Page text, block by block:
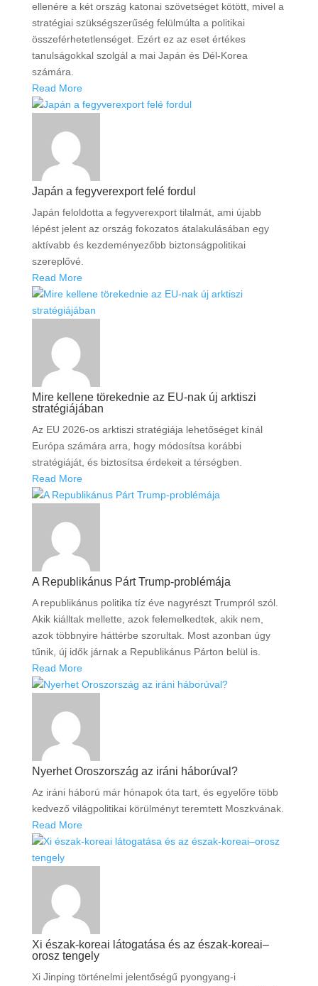
ellenére a két ország katonai szövetséget kötött, mivel a
stratégiai szükségszerűség felülmúlta a politikai
összeférhetetlenséget. Ezért ez az eset értékes
tanulságokkal szolgál a mai Japán és Dél-Korea
számára.
Read More
Japán a fegyverexport felé fordul
Japán feloldotta a fegyverexport tilalmát, ami újabb
lépést jelent az ország fokozatos átalakulásában egy
aktívabb és kezdeményezőbb biztonságpolitikai
szereplővé.
Read More
Mire kellene törekednie az EU-nak új arktiszi
stratégiájában
Az EU 2026-os arktiszi stratégiája lehetőséget kínál
Európa számára arra, hogy módosítsa korábbi
stratégiáját, és biztosítsa érdekeit a térségben.
Read More
A Republikánus Párt Trump-problémája
A republikánus politika tíz éve nagyrészt Trumpról szól.
Akik kiálltak mellette, azok felemelkedtek, akik nem,
azok többnyire háttérbe szorultak. Most azonban úgy
tűnik, új idők járnak a Republikánus Párton belül is.
Read More
Nyerhet Oroszország az iráni háborúval?
Az iráni háború már hónapok óta tart, és egyelőre több
kedvező világpolitikai körülményt teremtett Moszkvának.
Read More
Xi észak-koreai látogatása és az észak-koreai–
orosz tengely
Xi Jinping történelmi jelentőségű pyongyang-i